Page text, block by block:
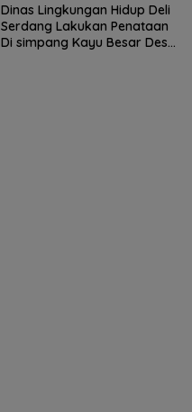
Dinas Lingkungan Hidup Deli
Serdang Lakukan Penataan
Di simpang Kayu Besar Desa